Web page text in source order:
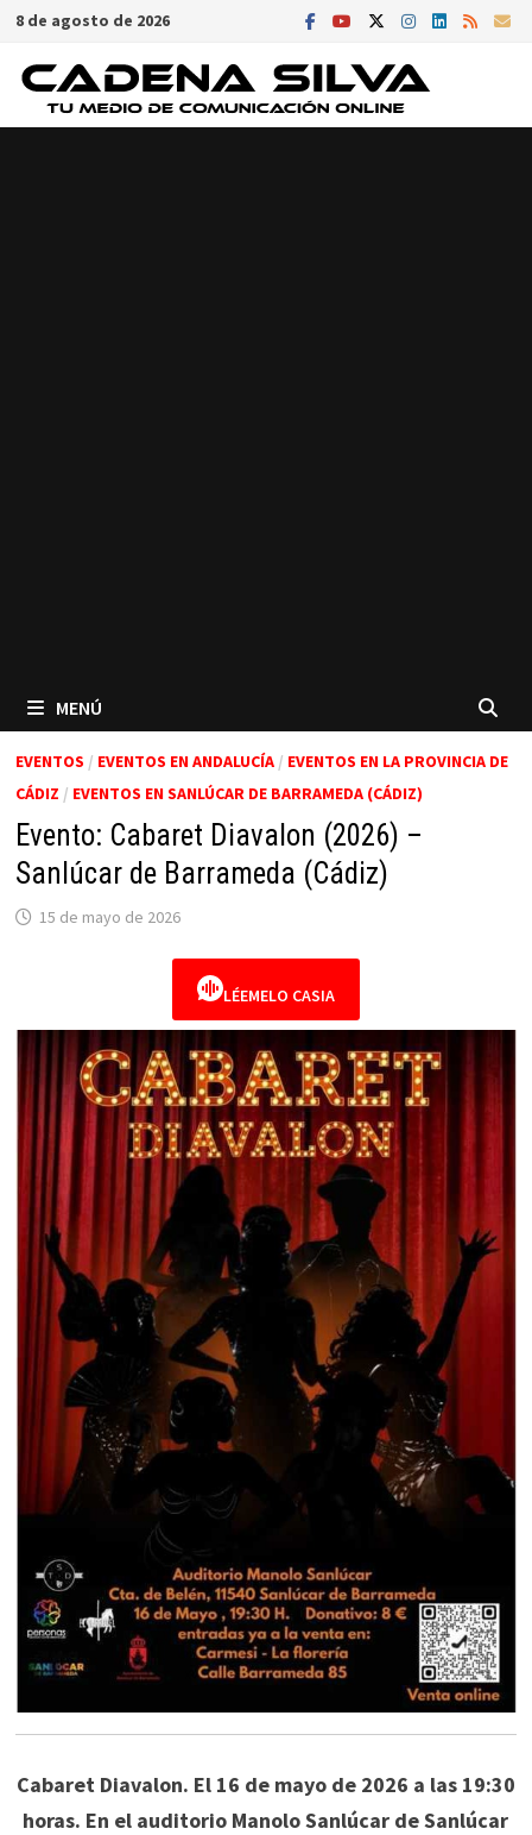
Saltar
contenido
8 de agosto de 2026
MENÚ
EVENTOS / EVENTOS EN ANDALUCÍA/ EVENTOS EN LA PROVINCIA DE
CÁDIZ / EVENTOS EN SANLÚCAR DE BARRAMEDA (CÁDIZ)
Evento: Cabaret Diavalon (2026) –
Sanlúcar de Barrameda (Cádiz)
15 de mayo de 2026
LÉEMELO CASIA
Cabaret Diavalon. El 16 de mayo de 2026 a las 19:30
horas. En el auditorio Manolo Sanlúcar de Sanlúcar